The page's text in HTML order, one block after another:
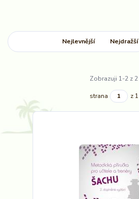
Nejlevnější Nejdražší
Zobrazuji 1-2 z 2
strana z 1